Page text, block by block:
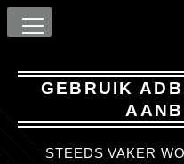
GEBRUIK
STEEDS VAKER